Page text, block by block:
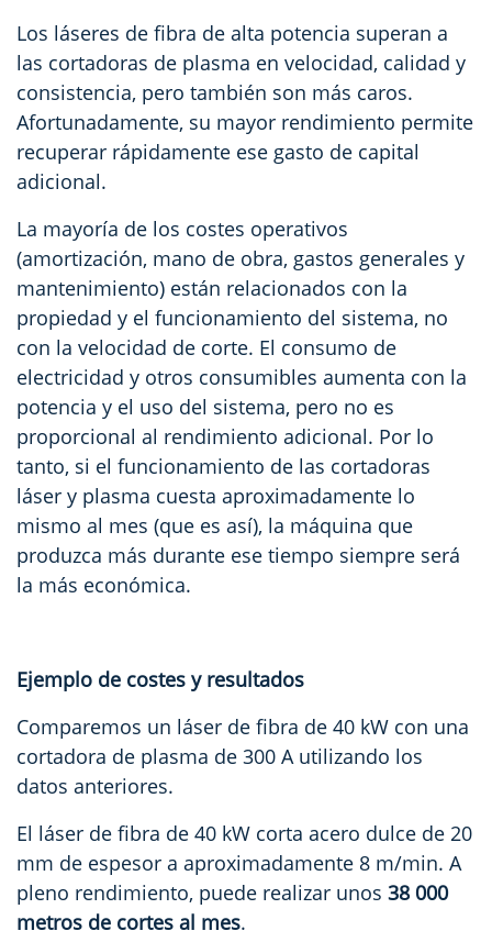
Los láseres de fibra de alta potencia superan a
las cortadoras de plasma en velocidad, calidad y
consistencia, pero también son más caros.
Afortunadamente, su mayor rendimiento permite
recuperar rápidamente ese gasto de capital
adicional.
La mayoría de los costes operativos
(amortización, mano de obra, gastos generales y
mantenimiento) están relacionados con la
propiedad y el funcionamiento del sistema, no
con la velocidad de corte. El consumo de
electricidad y otros consumibles aumenta con la
potencia y el uso del sistema, pero no es
proporcional al rendimiento adicional. Por lo
tanto, si el funcionamiento de las cortadoras
láser y plasma cuesta aproximadamente lo
mismo al mes (que es así), la máquina que
produzca más durante ese tiempo siempre será
la más económica.
Ejemplo de costes y resultados
Comparemos un láser de fibra de 40 kW con una
cortadora de plasma de 300 A utilizando los
datos anteriores.
El láser de fibra de 40 kW corta acero dulce de 20
mm de espesor a aproximadamente 8 m/min. A
pleno rendimiento, puede realizar unos 38 000
metros de cortes al mes.